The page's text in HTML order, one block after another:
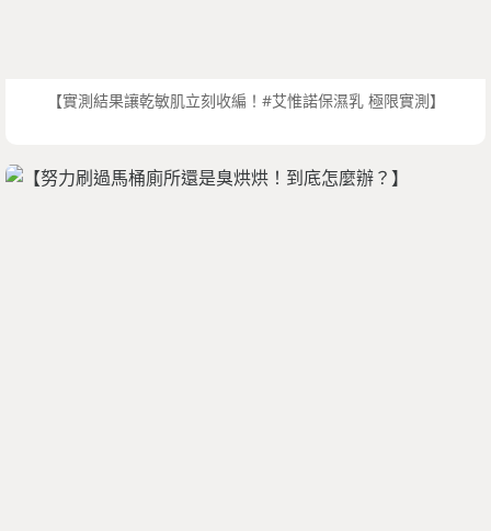
【實測結果讓乾敏肌立刻收編！#艾惟諾保濕乳 極限實測】